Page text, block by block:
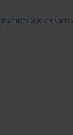
Sesc São Carlos